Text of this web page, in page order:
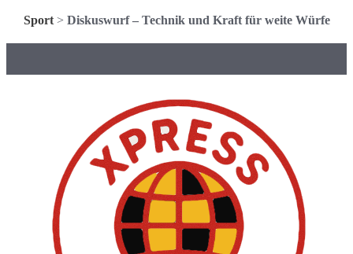
Sport> Diskuswurf – Technik und Kraft für weite Würfe